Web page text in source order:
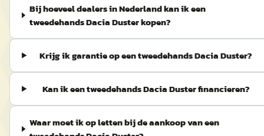
Bij hoeveel dealers in Nederland kan ik een
tweedehands Dacia Duster kopen?
Krijg ik garantie op een tweedehands Dacia Duster?
Kan ik een tweedehands Dacia Duster financieren?
Waar moet ik op letten bij de aankoop van een